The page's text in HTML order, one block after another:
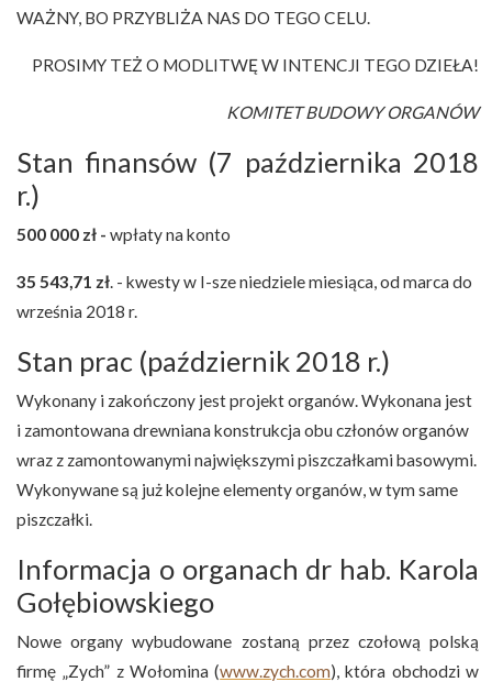
WAŻNY, BO PRZYBLIŻA NAS DO TEGO CELU.
PROSIMY TEŻ O MODLITWĘ W INTENCJI TEGO DZIEŁA!
KOMITET BUDOWY ORGANÓW
Stan finansów (7 października 2018
r.)
500 000 zł - wpłaty na konto
35 543,71 zł . - kwesty w I-sze niedziele miesiąca, od marca do
września 2018 r.
Stan prac (październik 2018 r.)
Wykonany i zakończony jest projekt organów. Wykonana jest
i zamontowana drewniana konstrukcja obu członów organów
wraz z zamontowanymi największymi piszczałkami basowymi.
Wykonywane są już kolejne elementy organów, w tym same
piszczałki.
Informacja o organach dr hab. Karola
Gołębiowskiego
Nowe organy wybudowane zostaną przez czołową polską
firmę „Zych” z Wołomina (www.zych.com), która obchodzi w